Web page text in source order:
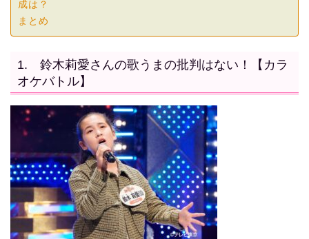
成は？
まとめ
1. 鈴木莉愛さんの歌うまの批判はない！【カラ
オケバトル】